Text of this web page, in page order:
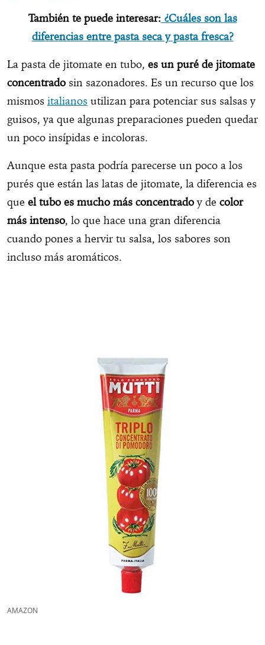
También te puede interesar:¿Cuáles son las
diferencias entre pasta seca y pasta fresca?
La pasta de jitomate en tubo, es un puré de jitomate
concentrado sin sazonadores. Es un recurso que los
mismos italianos utilizan para potenciar sus salsas y
guisos, ya que algunas preparaciones pueden quedar
un poco insípidas e incoloras.
Aunque esta pasta podría parecerse un poco a los
purés que están las latas de jitomate, la diferencia es
que el tubo es mucho más concentrado y de color
más intenso, lo que hace una gran diferencia
cuando pones a hervir tu salsa, los sabores son
incluso más aromáticos.
AMAZON